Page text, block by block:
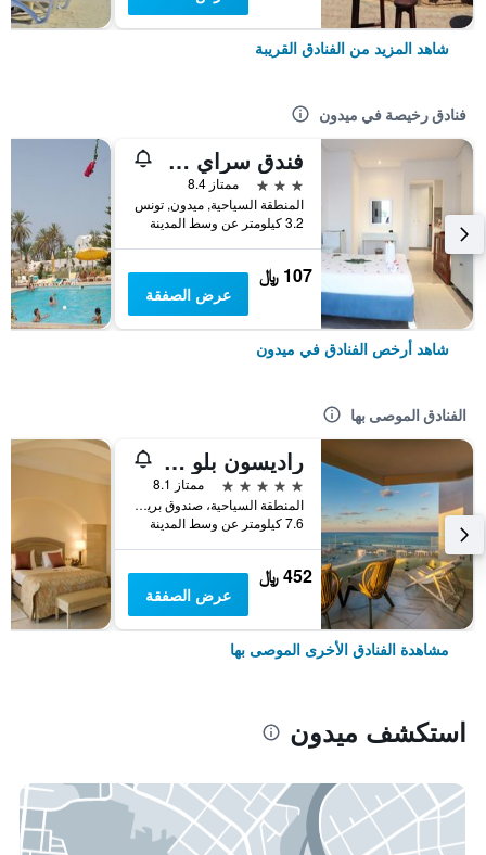
شاهد المزيد من الفنادق القريبة
فنادق رخيصة في ميدون
فندق سراي جربة
3 نجوم
ممتاز 8.4
المنطقة السياحية, ميدون, تونس
3.2 كيلومتر عن وسط المدينة
107 ﷼
عرض الصفقة
شاهد أرخص الفنادق في ميدون
الفنادق الموصى بها
راديسون بلو أثيني بالاس ريزورت آند ثالاسو، جربة
5 نجوم
ممتاز 8.1
المنطقة السياحية، صندوق بريد 712, ميدون, تونس
7.6 كيلومتر عن وسط المدينة
452 ﷼
عرض الصفقة
مشاهدة الفنادق الأخرى الموصى بها
استكشف ميدون